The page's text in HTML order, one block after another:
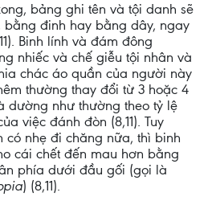
bảng ghi tên và tội danh sẽ
đinh hay bằng dây, ngay
Binh lính và đám đông
nhiếc và chế giễu tội nhân và
chác áo quần của người này
thường thay đổi từ 3 hoặc 4
dường như thường theo tỷ lệ
việc đánh đòn (8,11). Tuy
có nhẹ đi chăng nữa, thì binh
cái chết đến mau hơn bằng
phía dưới đầu gối (gọi là
) (8,11).